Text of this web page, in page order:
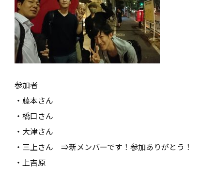
参加者
・藤本さん
・橋口さん
・大津さん
・三上さん ⇒新メンバーです！参加ありがとう！
・上吉原